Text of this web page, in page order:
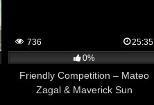
736
25:35
0%
Friendly Competition – Mateo
Zagal & Maverick Sun